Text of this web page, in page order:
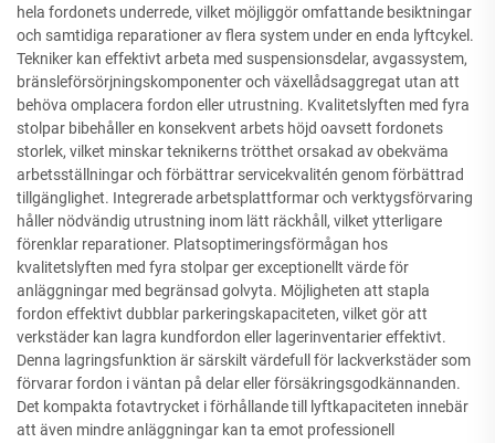
hela fordonets underrede, vilket möjliggör omfattande besiktningar
och samtidiga reparationer av flera system under en enda lyftcykel.
Tekniker kan effektivt arbeta med suspensionsdelar, avgassystem,
bränsleförsörjningskomponenter och växellådsaggregat utan att
behöva omplacera fordon eller utrustning. Kvalitetslyften med fyra
stolpar bibehåller en konsekvent arbets höjd oavsett fordonets
storlek, vilket minskar teknikerns trötthet orsakad av obekväma
arbetsställningar och förbättrar servicekvalitén genom förbättrad
tillgänglighet. Integrerade arbetsplattformar och verktygsförvaring
håller nödvändig utrustning inom lätt räckhåll, vilket ytterligare
förenklar reparationer. Platsoptimeringsförmågan hos
kvalitetslyften med fyra stolpar ger exceptionellt värde för
anläggningar med begränsad golvyta. Möjligheten att stapla
fordon effektivt dubblar parkeringskapaciteten, vilket gör att
verkstäder kan lagra kundfordon eller lagerinventarier effektivt.
Denna lagringsfunktion är särskilt värdefull för lackverkstäder som
förvarar fordon i väntan på delar eller försäkringsgodkännanden.
Det kompakta fotavtrycket i förhållande till lyftkapaciteten innebär
att även mindre anläggningar kan ta emot professionell